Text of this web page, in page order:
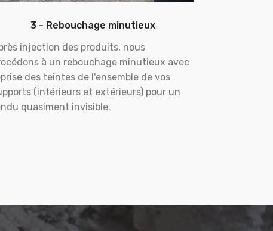
3 - Rebouchage minutieux
injection des produits, nous
à un rebouchage minutieux avec
des teintes de l'ensemble de vos
(intérieurs et extérieurs) pour un
quasiment invisible.